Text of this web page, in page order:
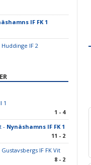
IF FK 1
IF 2
1
1 - 4
- Nynäshamns IF FK 1
11 - 2
IF FK Vit
8 - 2